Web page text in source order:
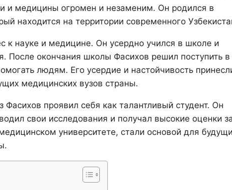
и медицины огромен и незаменим. Он родился в
находится на территории современного
к науке и медицине. Он усердно учился в школе и
После окончания школы Фасихов решил поступить в
людям. Его усердие и настойчивость
медицинских вузов страны.
проявил себя как талантливый студент. Он
свои исследования и получал высокие оценки
университете, стали основой для